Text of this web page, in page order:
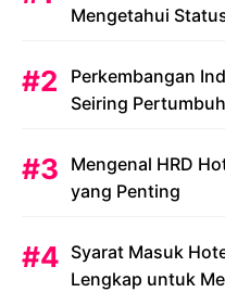
Mengetahui
Perkembangan
Seiring
Mengenal HRD
yang Penting
Syarat Masuk
Lengkap untuk